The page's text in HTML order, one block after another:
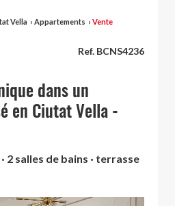
Vella › Appartements › Vente
Ref. BCNS4236
dans un
en Ciutat Vella -
2 salles de bains · terrasse